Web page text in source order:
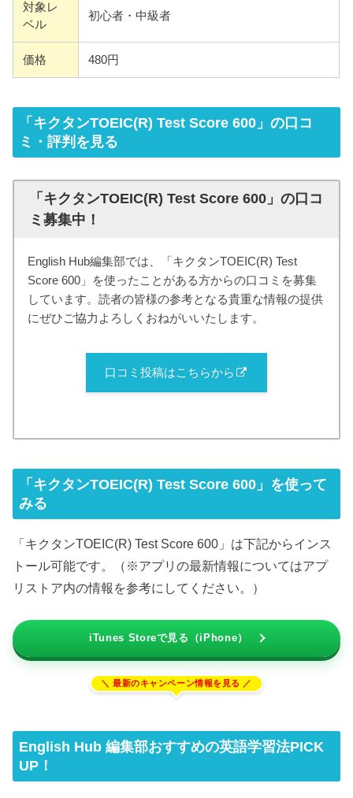
対象レ
ベル
初心者・中級者
価格 480円
「キクタンTOEIC(R) Test Score 600」の口コ
ミ・評判を見る
「キクタンTOEIC(R) Test Score 600」の口コ
ミ募集中！
English Hub編集部では、「キクタンTOEIC(R) Test
Score 600」を使ったことがある方からの口コミを募集
しています。読者の皆様の参考となる貴重な情報の提供
にぜひご協力よろしくおねがいいたします。
口コミ投稿はこちらから
「キクタンTOEIC(R) Test Score 600」を使って
みる
「キクタンTOEIC(R) Test Score 600」は下記からインス
トール可能です。（※アプリの最新情報についてはアプ
リストア内の情報を参考にしてください。）
iTunes Storeで見る（iPhone）
English Hub 編集部おすすめの英語学習法PICK
UP！